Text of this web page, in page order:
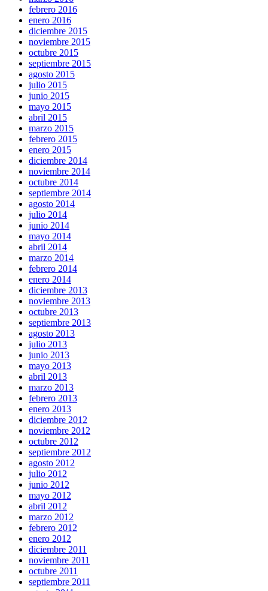
febrero 2016
enero 2016
diciembre 2015
noviembre 2015
octubre 2015
septiembre 2015
agosto 2015
julio 2015
junio 2015
mayo 2015
abril 2015
marzo 2015
febrero 2015
enero 2015
diciembre 2014
noviembre 2014
octubre 2014
septiembre 2014
agosto 2014
julio 2014
junio 2014
mayo 2014
abril 2014
marzo 2014
febrero 2014
enero 2014
diciembre 2013
noviembre 2013
octubre 2013
septiembre 2013
agosto 2013
julio 2013
junio 2013
mayo 2013
abril 2013
marzo 2013
febrero 2013
enero 2013
diciembre 2012
noviembre 2012
octubre 2012
septiembre 2012
agosto 2012
julio 2012
junio 2012
mayo 2012
abril 2012
marzo 2012
febrero 2012
enero 2012
diciembre 2011
noviembre 2011
octubre 2011
septiembre 2011